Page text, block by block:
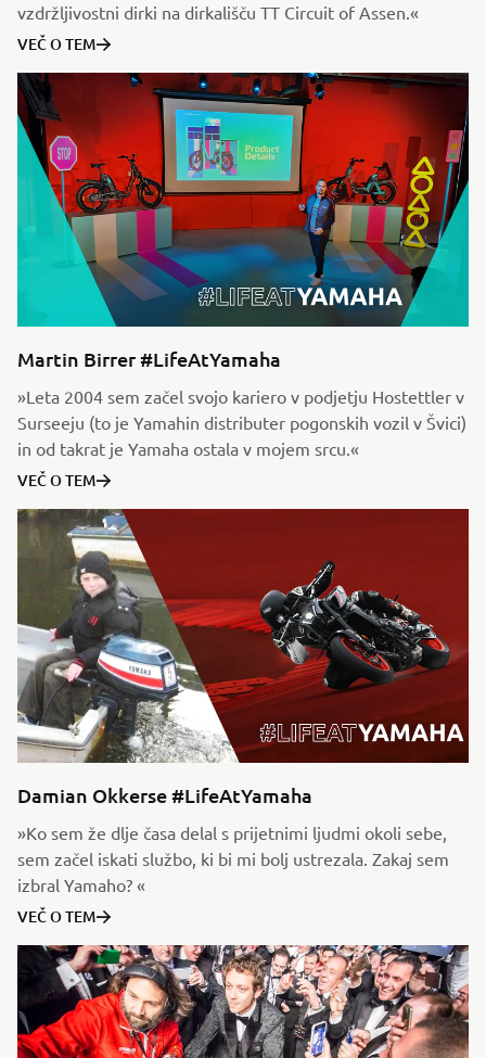
vzdržljivostni dirki na dirkališču TT Circuit of Assen.«
VEČ O TEM
Martin Birrer #LifeAtYamaha
»Leta 2004 sem začel svojo kariero v podjetju Hostettler v
Surseeju (to je Yamahin distributer pogonskih vozil v Švici)
in od takrat je Yamaha ostala v mojem srcu.«
VEČ O TEM
Damian Okkerse #LifeAtYamaha
»Ko sem že dlje časa delal s prijetnimi ljudmi okoli sebe,
sem začel iskati službo, ki bi mi bolj ustrezala. Zakaj sem
izbral Yamaho? «
VEČ O TEM